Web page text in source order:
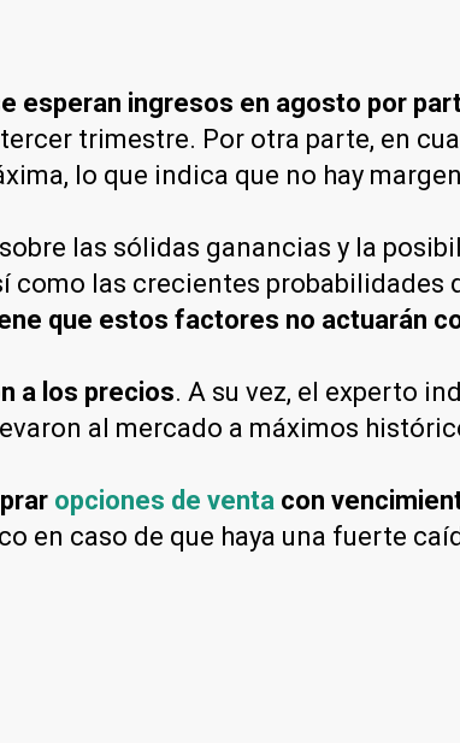
esperan ingresos en agosto por
trimestre. Por otra parte, en
lo que indica que no hay
las sólidas ganancias y la
como las crecientes probabilidades
que estos factores no actuarán
a los precios. A su vez, el experto
al mercado a máximos
opciones de venta con
en caso de que haya una fuerte